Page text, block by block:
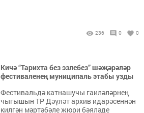
236 0 0
Кичә “Тарихта без эзлебез” шәҗәрәләр
фестиваленең муниципаль этабы узды
Фестивальдә катнашучы гаиләләрнең
чыгышын ТР Дәүләт архив идарәсеннән
килгән мәртәбәле жюри бәяләде